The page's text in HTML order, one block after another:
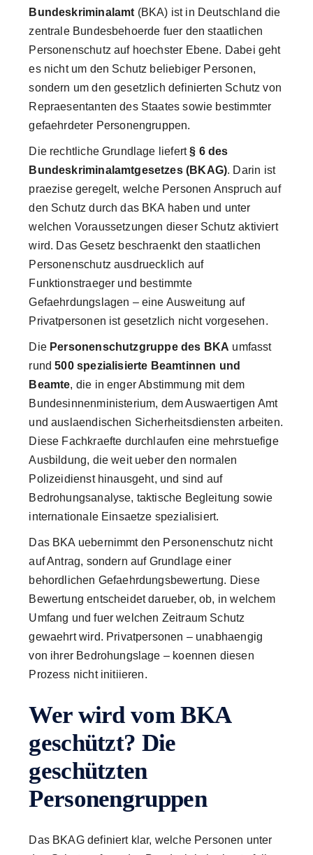
Bundeskriminalamt (BKA) ist in Deutschland die
zentrale Bundesbehoerde fuer den staatlichen
Personenschutz auf hoechster Ebene. Dabei geht
es nicht um den Schutz beliebiger Personen,
sondern um den gesetzlich definierten Schutz von
Repraesentanten des Staates sowie bestimmter
gefaehrdeter Personengruppen.
Die rechtliche Grundlage liefert§ 6 des
Bundeskriminalamtgesetzes (BKAG). Darin ist
praezise geregelt, welche Personen Anspruch auf
den Schutz durch das BKA haben und unter
welchen Voraussetzungen dieser Schutz aktiviert
wird. Das Gesetz beschraenkt den staatlichen
Personenschutz ausdruecklich auf
Funktionstraeger und bestimmte
Gefaehrdungslagen – eine Ausweitung auf
Privatpersonen ist gesetzlich nicht vorgesehen.
Die Personenschutzgruppe des BKA umfasst
rund500 spezialisierte Beamtinnen und
Beamte, die in enger Abstimmung mit dem
Bundesinnenministerium, dem Auswaertigen Amt
und auslaendischen Sicherheitsdiensten arbeiten.
Diese Fachkraefte durchlaufen eine mehrstuefige
Ausbildung, die weit ueber den normalen
Polizeidienst hinausgeht, und sind auf
Bedrohungsanalyse, taktische Begleitung sowie
internationale Einsaetze spezialisiert.
Das BKA uebernimmt den Personenschutz nicht
auf Antrag, sondern auf Grundlage einer
behordlichen Gefaehrdungsbewertung. Diese
Bewertung entscheidet darueber, ob, in welchem
Umfang und fuer welchen Zeitraum Schutz
gewaehrt wird. Privatpersonen – unabhaengig
von ihrer Bedrohungslage – koennen diesen
Prozess nicht initiieren.
Wer wird vom BKA
geschützt? Die
geschützten
Personengruppen
Das BKAG definiert klar, welche Personen unter